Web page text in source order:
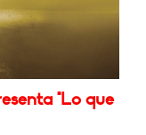
"Lo que